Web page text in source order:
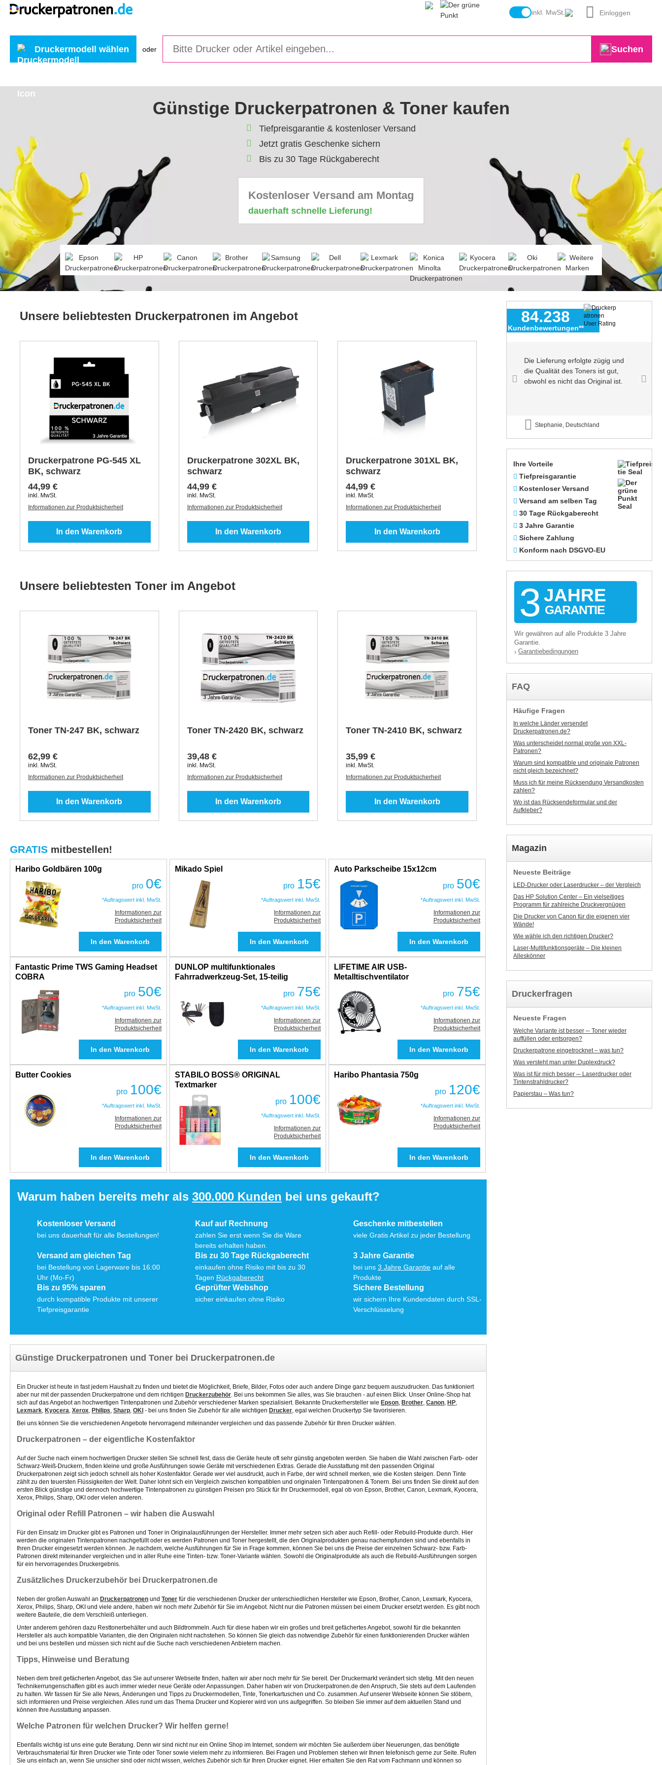
inkl. MwSt. Einloggen
Druckermodell wählen oder Suchen
Günstige Druckerpatronen & Toner kaufen
Tiefpreisgarantie & kostenloser Versand
Jetzt gratis Geschenke sichern
Bis zu 30 Tage Rückgaberecht
Kostenloser Versand am Montag
dauerhaft schnelle Lieferung!
84.238
Kundenbewertungen**
Diese Patrone ist ein echter
Preishammer. Ich benutze sie
schon seit Jahren ohne
Schwierigkeiten
Robert, Deutschland
Die Lieferung erfolgte zügig und
die Qualität des Toners ist gut,
obwohl es nicht das Original ist.
Stephanie, Deutschland
Ihre Vorteile
Tiefpreisgarantie
Kostenloser Versand
Versand am selben Tag
30 Tage Rückgaberecht
3 Jahre Garantie
Sichere Zahlung
Konform nach DSGVO-EU
3 JAHRE
GARANTIE
Wir gewähren auf alle Produkte 3 Jahre
Garantie.
› Garantiebedingungen
FAQ
Häufige Fragen
In welche Länder versendet
Druckerpatronen.de?
Was unterscheidet normal große von XXL-
Patronen?
Warum sind kompatible und originale Patronen
nicht gleich bezeichnet?
Muss ich für meine Rücksendung Versandkosten
zahlen?
Wo ist das Rücksendeformular und der
Aufkleber?
Magazin
Neueste Beiträge
LED-Drucker oder Laserdrucker – der Vergleich
Das HP Solution Center – Ein vielseitiges
Programm für zahlreiche Druckvergnügen
Die Drucker von Canon für die eigenen vier
Wände!
Wie wähle ich den richtigen Drucker?
Laser-Multifunktionsgeräte – Die kleinen
Alleskönner
Druckerfragen
Neueste Fragen
Welche Variante ist besser ─ Toner wieder
auffüllen oder entsorgen?
Druckerpatrone eingetrocknet – was tun?
Was versteht man unter Duplexdruck?
Was ist für mich besser ─ Laserdrucker oder
Tintenstrahldrucker?
Papierstau – Was tun?
Unsere beliebtesten Druckerpatronen im Angebot
Druckerpatrone PG-545 XL
BK, schwarz
44,99 €
inkl. MwSt.
Informationen zur Produktsicherheit
In den Warenkorb
Druckerpatrone 302XL BK,
schwarz
44,99 €
inkl. MwSt.
Informationen zur Produktsicherheit
In den Warenkorb
Druckerpatrone 301XL BK,
schwarz
44,99 €
inkl. MwSt.
Informationen zur Produktsicherheit
In den Warenkorb
Unsere beliebtesten Toner im Angebot
Toner TN-247 BK, schwarz
62,99 €
inkl. MwSt.
Informationen zur Produktsicherheit
In den Warenkorb
Toner TN-2420 BK, schwarz
39,48 €
inkl. MwSt.
Informationen zur Produktsicherheit
In den Warenkorb
Toner TN-2410 BK, schwarz
35,99 €
inkl. MwSt.
Informationen zur Produktsicherheit
In den Warenkorb
GRATIS mitbestellen!
Haribo Goldbären 100g
pro 0€
*Auftragswert inkl. MwSt.
Informationen zur
Produktsicherheit
Mikado Spiel
pro 15€
*Auftragswert inkl. MwSt.
Informationen zur
Produktsicherheit
Auto Parkscheibe 15x12cm
pro 50€
*Auftragswert inkl. MwSt.
Informationen zur
Produktsicherheit
Fantastic Prime TWS Gaming Headset
COBRA
pro 50€
*Auftragswert inkl. MwSt.
Informationen zur
Produktsicherheit
DUNLOP multifunktionales
Fahrradwerkzeug-Set, 15-teilig
pro 75€
*Auftragswert inkl. MwSt.
Informationen zur
Produktsicherheit
LIFETIME AIR USB-
Metalltischventilator
pro 75€
*Auftragswert inkl. MwSt.
Informationen zur
Produktsicherheit
Butter Cookies
pro 100€
*Auftragswert inkl. MwSt.
Informationen zur
Produktsicherheit
STABILO BOSS® ORIGINAL
Textmarker
pro 100€
*Auftragswert inkl. MwSt.
Informationen zur
Produktsicherheit
Haribo Phantasia 750g
pro 120€
*Auftragswert inkl. MwSt.
Informationen zur
Produktsicherheit
Warum haben bereits mehr als 300.000 Kunden bei uns gekauft?
Kostenloser Versand
bei uns dauerhaft für alle Bestellungen!
Kauf auf Rechnung
zahlen Sie erst wenn Sie die Ware
bereits erhalten haben.
Geschenke mitbestellen
viele Gratis Artikel zu jeder Bestellung
Versand am gleichen Tag
bei Bestellung von Lagerware bis 16:00
Uhr (Mo-Fr)
Bis zu 30 Tage Rückgaberecht
einkaufen ohne Risiko mit bis zu 30
Tagen Rückgaberecht
3 Jahre Garantie
bei uns 3 Jahre Garantie auf alle
Produkte
Bis zu 95% sparen
durch kompatible Produkte mit unserer
Tiefpreisgarantie
Geprüfter Webshop
sicher einkaufen ohne Risiko
Sichere Bestellung
wir sichern Ihre Kundendaten durch SSL-
Verschlüsselung
Günstige Druckerpatronen und Toner bei Druckerpatronen.de
Ein Drucker ist heute in fast jedem Haushalt zu finden und bietet die Möglichkeit, Briefe, Bilder, Fotos oder auch andere Dinge ganz bequem auszudrucken. Das funktioniert
aber nur mit der passenden Druckerpatrone und dem richtigen Druckerzubehör. Bei uns bekommen Sie alles, was Sie brauchen - auf einen Blick. Unser Online-Shop hat
sich auf das Angebot an hochwertigen Tintenpatronen und Zubehör verschiedener Marken spezialisiert. Bekannte Druckerhersteller wie Epson, Brother, Canon, HP,
Lexmark, Kyocera, Xerox, Philips, Sharp, OKI - bei uns finden Sie Zubehör für alle wichtigen Drucker, egal welchen Druckertyp Sie favorisieren.
Bei uns können Sie die verschiedenen Angebote hervorragend miteinander vergleichen und das passende Zubehör für Ihren Drucker wählen.
Druckerpatronen – der eigentliche Kostenfaktor
Auf der Suche nach einem hochwertigen Drucker stellen Sie schnell fest, dass die Geräte heute oft sehr günstig angeboten werden. Sie haben die Wahl zwischen Farb- oder
Schwarz-Weiß-Druckern, finden kleine und große Ausführungen sowie Geräte mit verschiedenen Extras. Gerade die Ausstattung mit den passenden Original
Druckerpatronen zeigt sich jedoch schnell als hoher Kostenfaktor. Gerade wer viel ausdruckt, auch in Farbe, der wird schnell merken, wie die Kosten steigen. Denn Tinte
zählt zu den teuersten Flüssigkeiten der Welt. Daher lohnt sich ein Vergleich zwischen kompatiblen und originalen Tintenpatronen & Tonern. Bei uns finden Sie direkt auf den
ersten Blick günstige und dennoch hochwertige Tintenpatronen zu günstigen Preisen pro Stück für Ihr Druckermodell, egal ob von Epson, Brother, Canon, Lexmark, Kyocera,
Xerox, Philips, Sharp, OKI oder vielen anderen.
Original oder Refill Patronen – wir haben die Auswahl
Für den Einsatz im Drucker gibt es Patronen und Toner in Originalausführungen der Hersteller. Immer mehr setzen sich aber auch Refill- oder Rebuild-Produkte durch. Hier
werden die originalen Tintenpatronen nachgefüllt oder es werden Patronen und Toner hergestellt, die den Originalprodukten genau nachempfunden sind und ebenfalls in
Ihren Drucker eingesetzt werden können. Je nachdem, welche Ausführungen für Sie in Frage kommen, können Sie bei uns die Preise der einzelnen Schwarz- bzw. Farb-
Patronen direkt miteinander vergleichen und in aller Ruhe eine Tinten- bzw. Toner-Variante wählen. Sowohl die Originalprodukte als auch die Rebuild-Ausführungen sorgen
für ein hervorragendes Druckergebnis.
Zusätzliches Druckerzubehör bei Druckerpatronen.de
Neben der großen Auswahl an Druckerpatronen und Toner für die verschiedenen Drucker der unterschiedlichen Hersteller wie Epson, Brother, Canon, Lexmark, Kyocera,
Xerox, Philips, Sharp, OKI und viele andere, haben wir noch mehr Zubehör für Sie im Angebot. Nicht nur die Patronen müssen bei einem Drucker ersetzt werden. Es gibt noch
weitere Bauteile, die dem Verschleiß unterliegen.
Unter anderem gehören dazu Resttonerbehälter und auch Bildtrommeln. Auch für diese haben wir ein großes und breit gefächertes Angebot, sowohl für die bekannten
Hersteller als auch kompatible Varianten, die den Originalen nicht nachstehen. So können Sie gleich das notwendige Zubehör für einen funktionierenden Drucker wählen
und bei uns bestellen und müssen sich nicht auf die Suche nach verschiedenen Anbietern machen.
Tipps, Hinweise und Beratung
Neben dem breit gefächerten Angebot, das Sie auf unserer Webseite finden, halten wir aber noch mehr für Sie bereit. Der Druckermarkt verändert sich stetig. Mit den neuen
Technikerrungenschaften gibt es auch immer wieder neue Geräte oder Anpassungen. Daher haben wir von Druckerpatronen.de den Anspruch, Sie stets auf dem Laufenden
zu halten. Wir fassen für Sie alle News, Änderungen und Tipps zu Druckermodellen, Tinte, Tonerkartuschen und Co. zusammen. Auf unserer Webseite können Sie stöbern,
sich informieren und Preise vergleichen. Alles rund um das Thema Drucker und Kopierer wird von uns aufgegriffen. So bleiben Sie immer auf dem aktuellen Stand und
können Ihre Ausstattung anpassen.
Welche Patronen für welchen Drucker? Wir helfen gerne!
Ebenfalls wichtig ist uns eine gute Beratung. Denn wir sind nicht nur ein Online Shop im Internet, sondern wir möchten Sie außerdem über Neuerungen, das benötigte
Verbrauchsmaterial für Ihren Drucker wie Tinte oder Toner sowie vielem mehr zu informieren. Bei Fragen und Problemen stehen wir Ihnen telefonisch gerne zur Seite. Rufen
Sie uns einfach an, wenn Sie unsicher sind oder nicht wissen, welches Zubehör sich für Ihren Drucker eignet. Hier erhalten Sie den Rat vom Fachmann und können so